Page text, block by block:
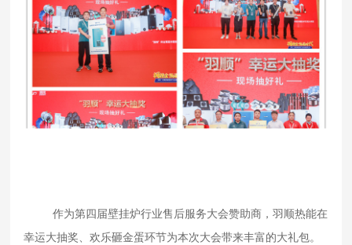
作为第四届壁挂炉行业售后服务大会赞助商，羽顺热能在
幸运大抽奖、欢乐砸金蛋环节为本次大会带来丰富的大礼包。